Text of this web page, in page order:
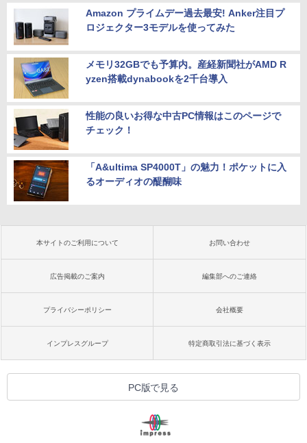
Amazon プライムデー過去最安! Anker注目プ
ロジェクター3モデルを使ってみた
メモリ32GBでも予算内。産経新聞社がAMD R
yzen搭載dynabookを2千台導入
性能の良いお得な中古PC情報はこのページで
チェック！
「A&ultima SP4000T」の魅力！ポケットに入
るオーディオの醍醐味
本サイトのご利用について お問い合わせ
広告掲載のご案内 編集部へのご連絡
プライバシーポリシー 会社概要
インプレスグループ 特定商取引法に基づく表示
PC版で見る